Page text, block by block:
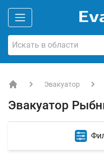
Эвакуатор
Эвакуатор